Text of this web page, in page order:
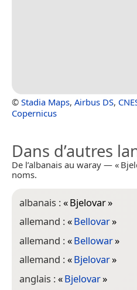
© Stadia Maps, Airbus DS,
Copernicus
Dans d’autres
De l’albanais au waray — «
noms.
albanais :«Bjelovar»
allemand :«Bellovar»
allemand :«Bellowar»
allemand :«Bjelovar»
anglais :«Bjelovar»